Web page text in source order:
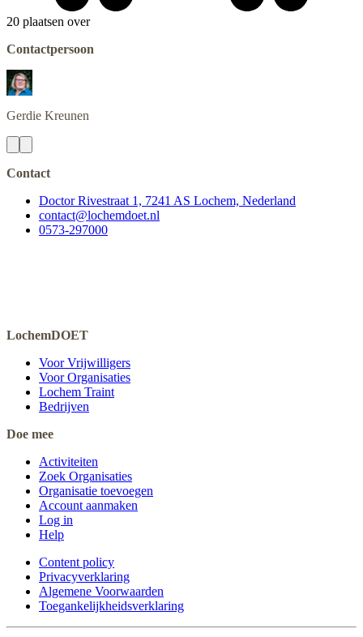
20 plaatsen over
Contactpersoon
Gerdie Kreunen
Contact
Doctor Rivestraat 1, 7241 AS Lochem, Nederland
contact@lochemdoet.nl
0573-297000
LochemDOET
Voor Vrijwilligers
Voor Organisaties
Lochem Traint
Bedrijven
Doe mee
Activiteiten
Zoek Organisaties
Organisatie toevoegen
Account aanmaken
Log in
Help
Content policy
Privacyverklaring
Algemene Voorwaarden
Toegankelijkheidsverklaring